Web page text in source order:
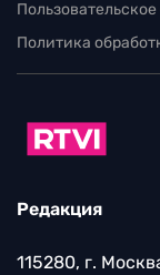
Политика
Редакция
115280, г.